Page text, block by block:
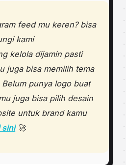
feed mu keren? bisa
kami
kelola dijamin pasti
juga bisa memilih tema
Belum punya logo buat
juga bisa pilih desain
untuk brand kamu
sini🚀